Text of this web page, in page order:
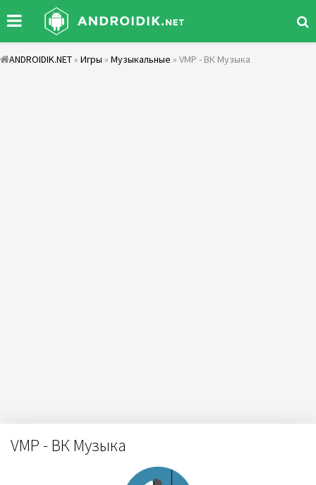
ANDROIDIK.NET » Игры » Музыкальные » VMP - ВК Музыка
VMP - ВК Музыка